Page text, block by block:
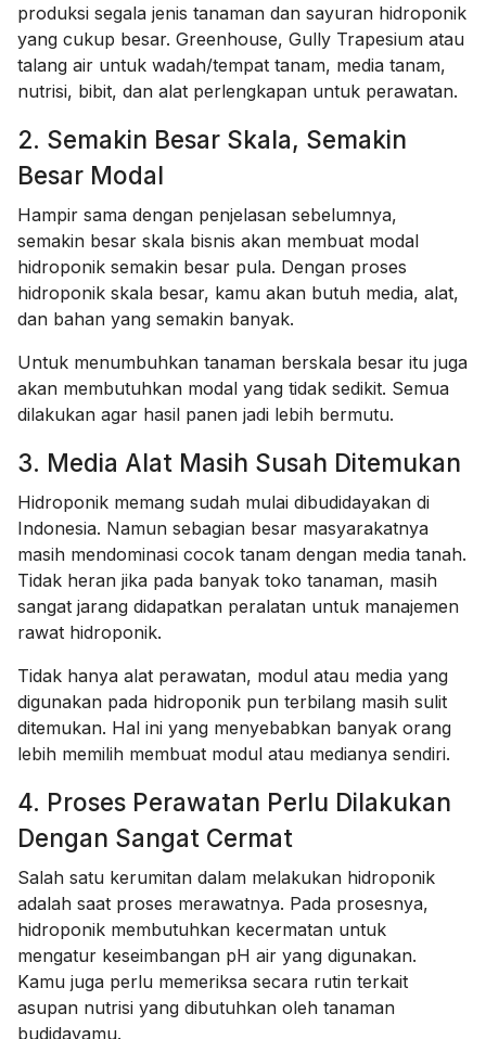
produksi segala jenis tanaman dan sayuran hidroponik
yang cukup besar. Greenhouse, Gully Trapesium atau
talang air untuk wadah/tempat tanam, media tanam,
nutrisi, bibit, dan alat perlengkapan untuk perawatan.
2. Semakin Besar Skala, Semakin
Besar Modal
Hampir sama dengan penjelasan sebelumnya,
semakin besar skala bisnis akan membuat modal
hidroponik semakin besar pula. Dengan proses
hidroponik skala besar, kamu akan butuh media, alat,
dan bahan yang semakin banyak.
Untuk menumbuhkan tanaman berskala besar itu juga
akan membutuhkan modal yang tidak sedikit. Semua
dilakukan agar hasil panen jadi lebih bermutu.
3. Media Alat Masih Susah Ditemukan
Hidroponik memang sudah mulai dibudidayakan di
Indonesia. Namun sebagian besar masyarakatnya
masih mendominasi cocok tanam dengan media tanah.
Tidak heran jika pada banyak toko tanaman, masih
sangat jarang didapatkan peralatan untuk manajemen
rawat hidroponik.
Tidak hanya alat perawatan, modul atau media yang
digunakan pada hidroponik pun terbilang masih sulit
ditemukan. Hal ini yang menyebabkan banyak orang
lebih memilih membuat modul atau medianya sendiri.
4. Proses Perawatan Perlu Dilakukan
Dengan Sangat Cermat
Salah satu kerumitan dalam melakukan hidroponik
adalah saat proses merawatnya. Pada prosesnya,
hidroponik membutuhkan kecermatan untuk
mengatur keseimbangan pH air yang digunakan.
Kamu juga perlu memeriksa secara rutin terkait
asupan nutrisi yang dibutuhkan oleh tanaman
budidayamu.